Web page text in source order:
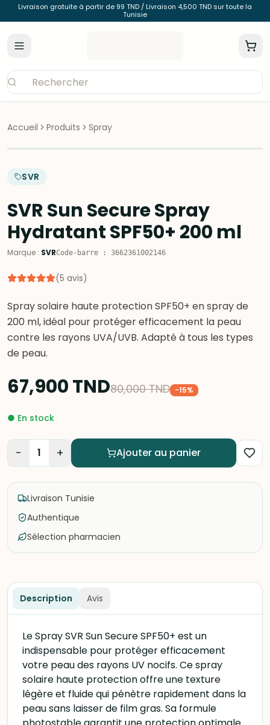
Livraison gratuite à partir de 99 TND / Livraison 4,500 TND sur toute la
Tunisie
Accueil Produits Spray
SVR
SVR Sun Secure Spray
Hydratant SPF50+ 200 ml
Marque : SVRCode-barre : 3662361002146
(5 avis)
Spray solaire haute protection SPF50+ en spray de
200 ml, idéal pour protéger efficacement la peau
contre les rayons UVA/UVB. Adapté à tous les types
de peau.
67,900TND80,000 TND -15%
● En stock
− 1 + Ajouter au panier
Livraison Tunisie
Authentique
Sélection pharmacien
Description Avis
Le Spray SVR Sun Secure SPF50+ est un
indispensable pour protéger efficacement
votre peau des rayons UV nocifs. Ce spray
solaire haute protection offre une texture
légère et fluide qui pénètre rapidement dans la
peau sans laisser de film gras. Sa formule